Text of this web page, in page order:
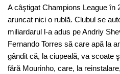
A câştigat Champions League în
aruncat nici o rublă. Clubul se
miliardarul l-a adus pe Andriy
Fernando Torres să care apă la
gândit că, la ciupeală, va scoate
fără Mourinho, care, la